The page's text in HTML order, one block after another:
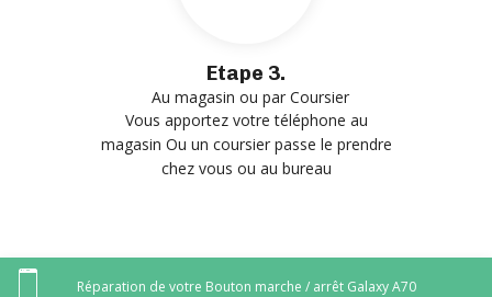
Etape 3.
Au magasin ou par Coursier
Vous apportez votre téléphone au
magasin Ou un coursier passe le prendre
chez vous ou au bureau
Réparation de votre Bouton marche / arrêt Galaxy A70